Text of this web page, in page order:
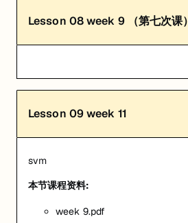
Lesson 08week 9 （第七次课）
Lesson 09week 11
svm
本节课程资料:
week 9.pdf